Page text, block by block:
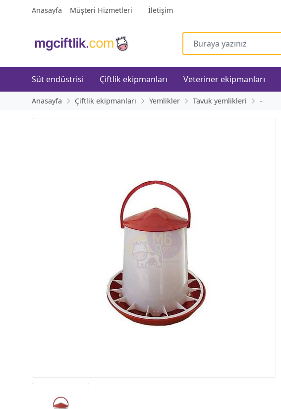
Anasayfa Müşteri Hizmetleri İletişim
Süt endüstrisi Çiftlik ekipmanları Veteriner ekipmanları
Anasayfa Çiftlik ekipmanları Yemlikler Tavuk yemlikleri -